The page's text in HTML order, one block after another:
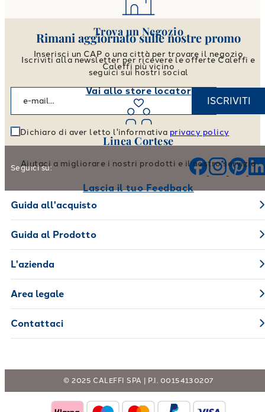
Trova un Negozio
Inserisci un CAP o una città per trovare il negozio
Caleffi più vicino
Vai allo store locator
Linea Cortese
Aiutaci a migliorare i nostri prodotti e il nostro servizio
Lascia il tuo Feedback
Rimani aggiornato sulle nostre promo
Iscriviti alla newsletter per ricevere le offerte Caleffi e
seguici sui nostri social
ISCRIVITI
Dichiaro di aver letto l'informativa privacy policy
Seguici su:
Guida all'acquisto
Guida al Prodotto
L'azienda
Area legale
Contattaci
© 2025 CALEFFI SPA | P.I. 00154130207